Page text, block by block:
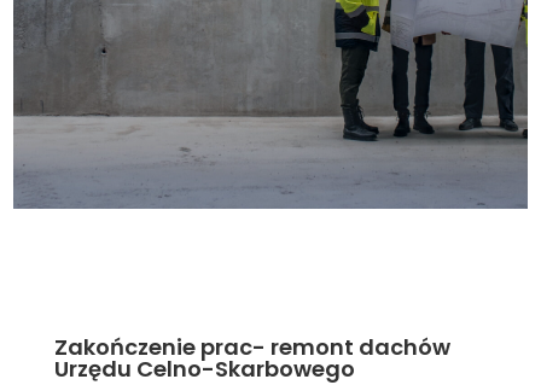
Zakończenie prac- remont dachów
Urzędu Celno-Skarbowego